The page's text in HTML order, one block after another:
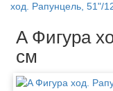
ход. Рапунцель, 51"/
A Фигура
см